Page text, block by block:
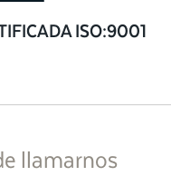
ISO:9001
llamarnos